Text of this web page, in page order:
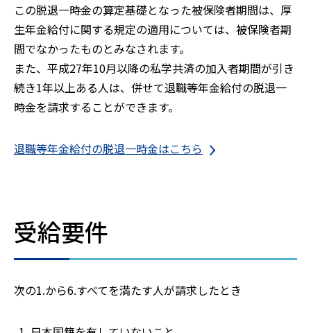
この脱退一時金の算定基礎となった被保険者期間は、厚
生年金給付に関する規定の適用については、被保険者期
間でなかったものとみなされます。
また、平成27年10月以降の私学共済の加入者期間が引き
続き1年以上ある人は、併せて退職等年金給付の脱退一
時金を請求することができます。
退職等年金給付の脱退一時金はこちら
受給要件
次の1.から6.すべてを満たす人が請求したとき